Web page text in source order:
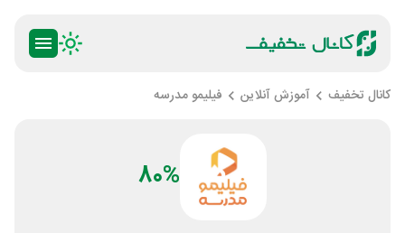
کانال تخفیف آموزش آنلاین فیلیمو مدرسه
80%